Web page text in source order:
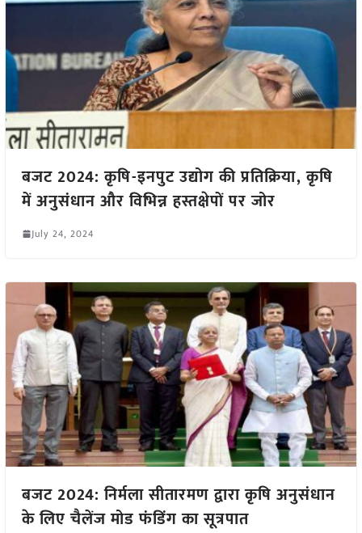
बजट 2024: कृषि-इनपुट उद्योग की प्रतिक्रिया, कृषि
में अनुसंधान और विभिन्न हस्तक्षेपों पर जोर
July 24, 2024
बजट 2024: निर्मला सीतारमण द्वारा कृषि अनुसंधान
के लिए चैलेंज मोड फंडिंग का सूत्रपात